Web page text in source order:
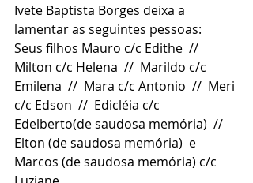
Ivete Baptista Borges deixa a
lamentar as seguintes pessoas:
Seus filhos Mauro c/c Edithe  //
Milton c/c Helena  //  Marildo c/c
Emilena  //  Mara c/c Antonio  //  Meri
c/c Edson  //  Edicléia c/c
Edelberto(de saudosa memória)  //
Elton (de saudosa memória)  e
Marcos (de saudosa memória) c/c